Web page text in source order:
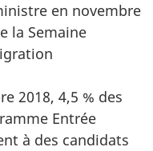
en novembre
la Semaine
2018, 4,5 % des
Entrée
à des candidats